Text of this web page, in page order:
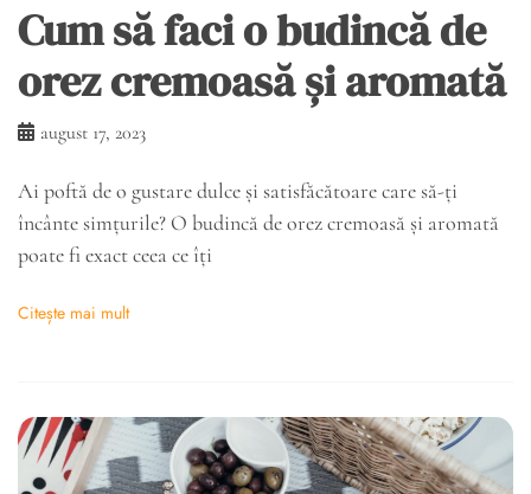
Cum să faci o budincă de
orez cremoasă și aromată
august 17, 2023
Ai poftă de o gustare dulce și satisfăcătoare care să-ți
încânte simțurile? O budincă de orez cremoasă și aromată
poate fi exact ceea ce îți
Citește mai mult